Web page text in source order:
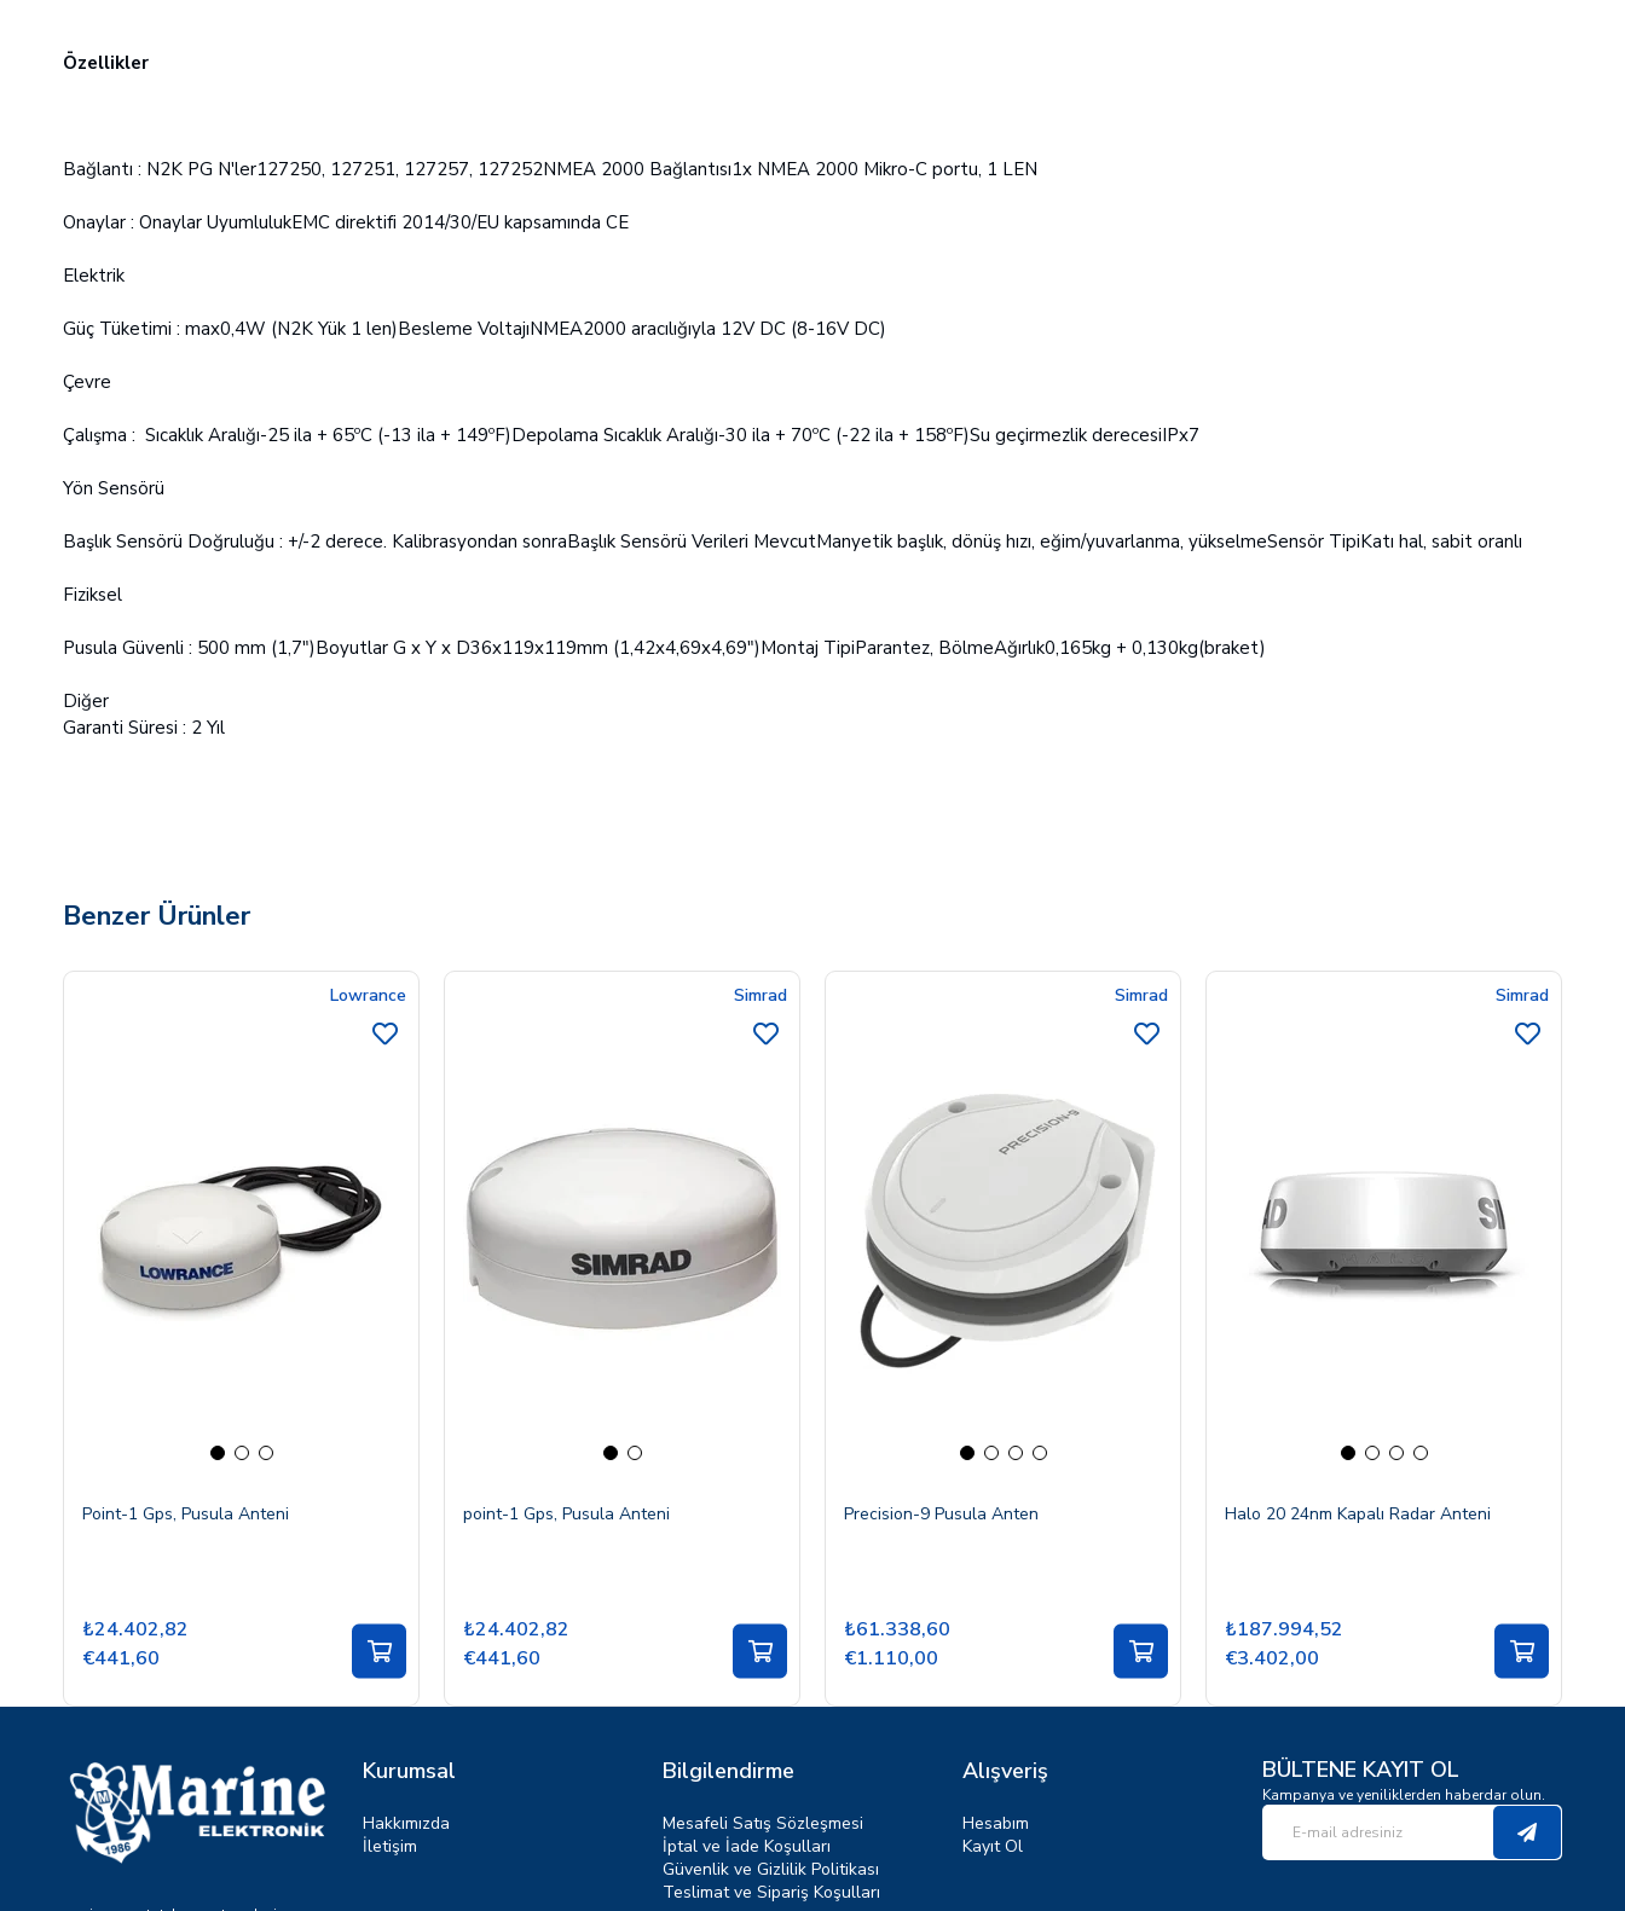
Özellikler
Bağlantı : N2K PG N'ler127250, 127251, 127257, 127252NMEA 2000 Bağlantısı1x NMEA 2000 Mikro-C portu, 1 LEN
Onaylar : Onaylar UyumlulukEMC direktifi 2014/30/EU kapsamında CE
Elektrik
Güç Tüketimi : max0,4W (N2K Yük 1 len)Besleme VoltajıNMEA2000 aracılığıyla 12V DC (8-16V DC)
Çevre
Çalışma : Sıcaklık Aralığı-25 ila + 65ºC (-13 ila + 149ºF)Depolama Sıcaklık Aralığı-30 ila + 70ºC (-22 ila + 158ºF)Su geçirmezlik derecesiIPx7
Yön Sensörü
Başlık Sensörü Doğruluğu : +/-2 derece. Kalibrasyondan sonraBaşlık Sensörü Verileri MevcutManyetik başlık, dönüş hızı, eğim/yuvarlanma, yükselmeSensör TipiKatı hal, sabit oranlı
Fiziksel
Pusula Güvenli : 500 mm (1,7")Boyutlar G x Y x D36x119x119mm (1,42x4,69x4,69")Montaj TipiParantez, BölmeAğırlık0,165kg + 0,130kg(braket)
Diğer
Garanti Süresi : 2 Yıl
Benzer Ürünler
Lowrance
Point-1 Gps, Pusula Anteni
₺24.402,82
€441,60
Simrad
point-1 Gps, Pusula Anteni
₺24.402,82
€441,60
Simrad
Precision-9 Pusula Anten
₺61.338,60
€1.110,00
Simrad
Halo 20 24nm Kapalı Radar Anteni
₺187.994,52
€3.402,00
Kurumsal
Hakkımızda
İletişim
Bilgilendirme
Mesafeli Satış Sözleşmesi
İptal ve İade Koşulları
Güvenlik ve Gizlilik Politikası
Teslimat ve Sipariş Koşulları
Alışveriş
Hesabım
Kayıt Ol
BÜLTENE KAYIT OL
Kampanya ve yeniliklerden haberdar olun.